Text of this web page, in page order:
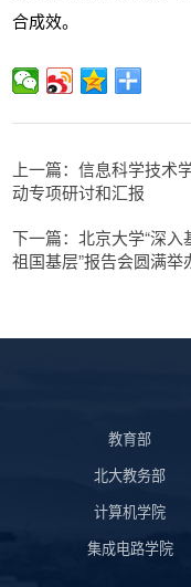
合成效。
上一篇：信息科学技术
动专项研讨和汇报
下一篇：北京大学“深入
祖国基层”报告会圆满举
教育部
北大教务部
计算机学院
集成电路学院